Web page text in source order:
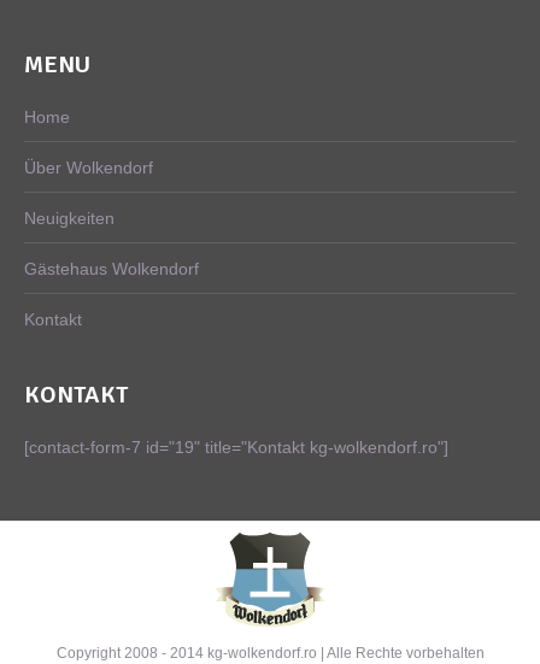
MENU
Home
Über Wolkendorf
Neuigkeiten
Gästehaus Wolkendorf
Kontakt
KONTAKT
[contact-form-7 id="19" title="Kontakt kg-wolkendorf.ro"]
Copyright 2008 - 2014 kg-wolkendorf.ro | Alle Rechte vorbehalten